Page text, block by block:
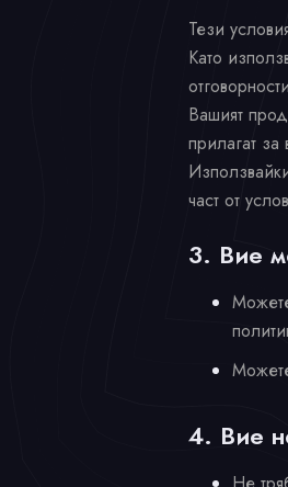
Тези
Като
Вашият
прилагат
част от
3. Вие
4. Вие